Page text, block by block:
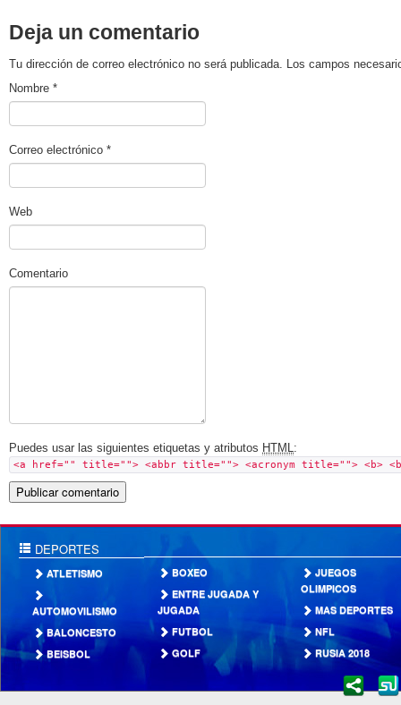
Deja un comentario
Tu dirección de correo electrónico no será publicada. Los campos
Nombre *
Correo electrónico *
Web
Comentario
Puedes usar las siguientes etiquetas y atributos HTML:
<a href="" title=""> <abbr title=""> <acronym title=""> <b>
DEPORTES
ATLETISMO
AUTOMOVILISMO
BALONCESTO
BEISBOL
BOXEO
ENTRE JUGADA Y
JUGADA
FUTBOL
GOLF
JUEGOS
OLIMPICOS
MAS DEPORTES
NFL
RUSIA 2018